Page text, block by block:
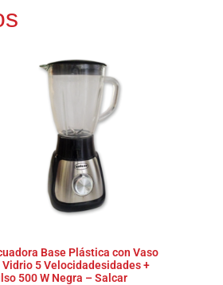
Base Plástica con Vaso
Vidrio 5 Velocidadesidades +
500 W Negra – Salcar